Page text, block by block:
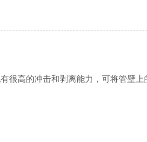
高的冲击和剥离能力，可将管壁上